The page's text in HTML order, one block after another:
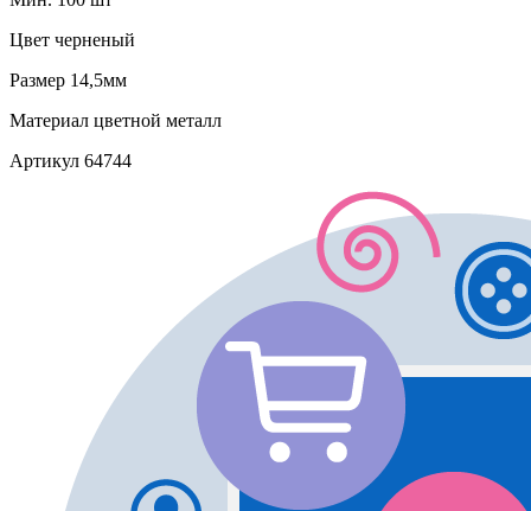
Цвет черненый
Размер 14,5мм
Материал цветной металл
Артикул 64744